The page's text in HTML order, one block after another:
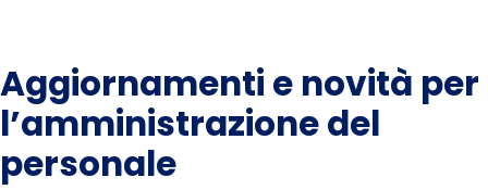
Aggiornamenti e novità per
l’amministrazione del
personale